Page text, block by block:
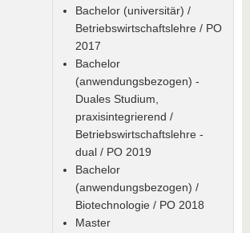
Bachelor (universitär) /
Betriebswirtschaftslehre / PO
2017
Bachelor
(anwendungsbezogen) -
Duales Studium,
praxisintegrierend /
Betriebswirtschaftslehre -
dual / PO 2019
Bachelor
(anwendungsbezogen) /
Biotechnologie / PO 2018
Master